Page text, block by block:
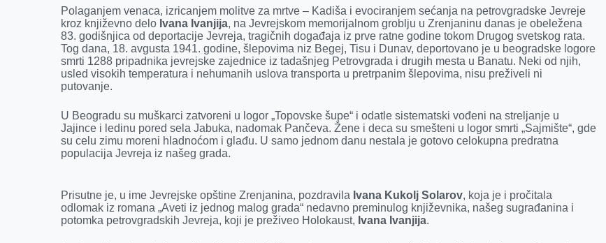
o
o
k
n
g
e
r
d
I
n
A
p
p
Polaganjem venaca, izricanjem molitve za mrtve – Kadiša i evociranjem sećanja na petrovgradske Jevreje
kroz književno delo Ivana Ivanjija, na Jevrejskom memorijalnom groblju u Zrenjaninu danas je obeležena
83. godišnjica od deportacije Jevreja, tragičnih događaja iz prve ratne godine tokom Drugog svetskog rata.
Tog dana, 18. avgusta 1941. godine, šlepovima niz Begej, Tisu i Dunav, deportovano je u beogradske logore
smrti 1288 pripadnika jevrejske zajednice iz tadašnjeg Petrovgrada i drugih mesta u Banatu. Neki od njih,
usled visokih temperatura i nehumanih uslova transporta u pretrpanim šlepovima, nisu preživeli ni
putovanje.
U Beogradu su muškarci zatvoreni u logor „Topovske šupe“ i odatle sistematski vođeni na streljanje u
Jajince i ledinu pored sela Jabuka, nadomak Pančeva. Žene i deca su smešteni u logor smrti „Sajmište“, gde
su celu zimu moreni hladnoćom i glađu. U samo jednom danu nestala je gotovo celokupna predratna
populacija Jevreja iz našeg grada.
Prisutne je, u ime Jevrejske opštine Zrenjanina, pozdravila Ivana Kukolj Solarov, koja je i pročitala
odlomak iz romana „Aveti iz jednog malog grada“ nedavno preminulog književnika, našeg sugrađanina i
potomka petrovgradskih Jevreja, koji je preživeo Holokaust, Ivana Ivanjija.